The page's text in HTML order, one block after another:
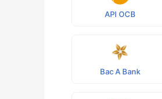
API OCB
Bac A Bank